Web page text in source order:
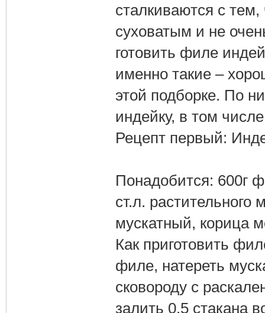
сталкиваются с
суховатым и не
готовить филе
именно такие –
этой подборке. По
индейку, в том
Рецепт первый:
Понадобится: 600г
ст.л.
мускатный, корица
Как приготовить
филе, натереть
сковороду с
залить 0,5 стакана